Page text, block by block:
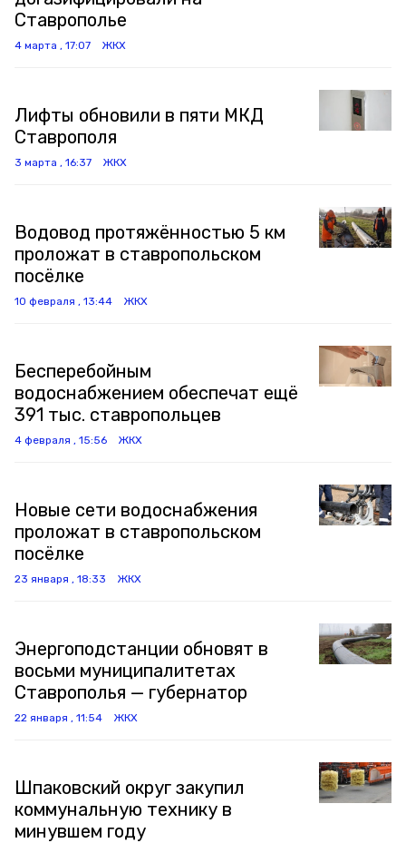
Ставрополье
4 марта , 17:07 ЖКХ
Лифты обновили в пяти МКД
Ставрополя
3 марта , 16:37 ЖКХ
Водовод протяжённостью 5 км
проложат в ставропольском
посёлке
10 февраля , 13:44 ЖКХ
Бесперебойным
водоснабжением обеспечат ещё
391 тыс. ставропольцев
4 февраля , 15:56 ЖКХ
Новые сети водоснабжения
проложат в ставропольском
посёлке
23 января , 18:33 ЖКХ
Энергоподстанции обновят в
восьми муниципалитетах
Ставрополья — губернатор
22 января , 11:54 ЖКХ
Шпаковский округ закупил
коммунальную технику в
минувшем году